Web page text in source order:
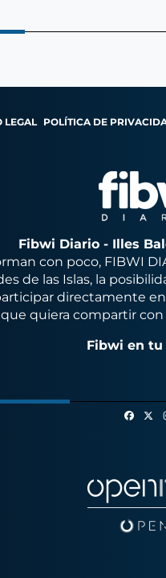
LEGAL POLÍTICA DE
Fibwi Diario - Illes
con poco, FIBWI
de las Islas, la
directamente
quiera compartir
Fibwi en